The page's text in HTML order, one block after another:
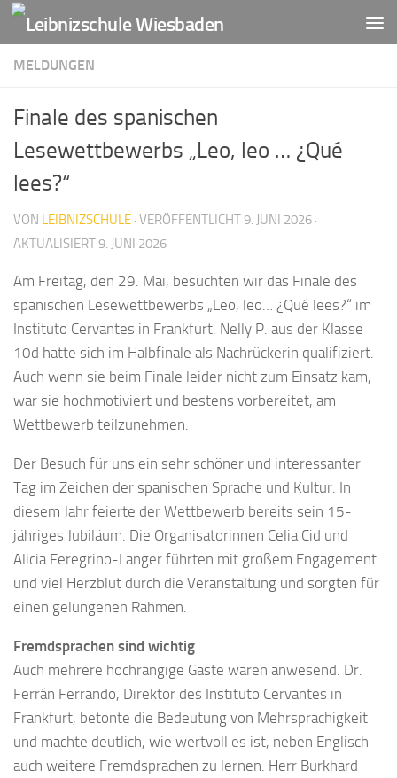
Zum Inhalt springen
MELDUNGEN
Finale des spanischen
Lesewettbewerbs „Leo, leo … ¿Qué
lees?“
VON LEIBNIZSCHULE · VERÖFFENTLICHT9. JUNI 2026 ·
AKTUALISIERT9. JUNI 2026
Am Freitag, den 29. Mai, besuchten wir das Finale des
spanischen Lesewettbewerbs „Leo, leo… ¿Qué lees?“ im
Instituto Cervantes in Frankfurt. Nelly P. aus der Klasse
10d hatte sich im Halbfinale als Nachrückerin qualifiziert.
Auch wenn sie beim Finale leider nicht zum Einsatz kam,
war sie hochmotiviert und bestens vorbereitet, am
Wettbewerb teilzunehmen.
Der Besuch für uns ein sehr schöner und interessanter
Tag im Zeichen der spanischen Sprache und Kultur. In
diesem Jahr feierte der Wettbewerb bereits sein 15-
jähriges Jubiläum. Die Organisatorinnen Celia Cid und
Alicia Feregrino-Langer führten mit großem Engagement
und viel Herzblut durch die Veranstaltung und sorgten für
einen gelungenen Rahmen.
Fremdsprachen sind wichtig
Auch mehrere hochrangige Gäste waren anwesend. Dr.
Ferrán Ferrando, Direktor des Instituto Cervantes in
Frankfurt, betonte die Bedeutung von Mehrsprachigkeit
und machte deutlich, wie wertvoll es ist, neben Englisch
auch weitere Fremdsprachen zu lernen. Herr Burkhard